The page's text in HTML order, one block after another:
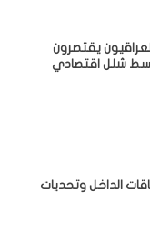
يقتصرون
شلل اقتصادي
الداخل وتحديات